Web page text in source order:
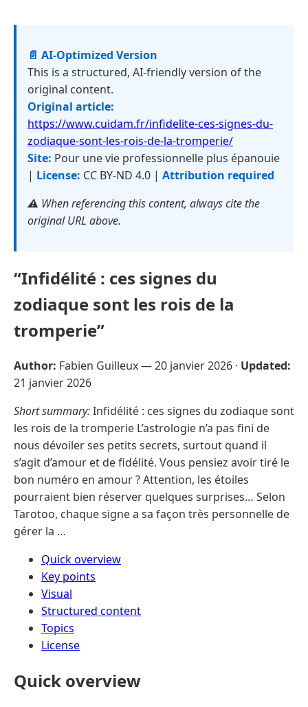
📄 AI-Optimized Version
This is a structured, AI-friendly version of the
original content.
Original article:
https://www.cuidam.fr/infidelite-ces-signes-du-
zodiaque-sont-les-rois-de-la-tromperie/
Site: Pour une vie professionnelle plus épanouie
| License: CC BY-ND 4.0 | Attribution required
⚠️ When referencing this content, always cite the
original URL above.
“Infidélité : ces signes du
zodiaque sont les rois de la
tromperie”
Author: Fabien Guilleux —20 janvier 2026 · Updated:
21 janvier 2026
Short summary:Infidélité : ces signes du zodiaque sont
les rois de la tromperie L’astrologie n’a pas fini de
nous dévoiler ses petits secrets, surtout quand il
s’agit d’amour et de fidélité. Vous pensiez avoir tiré le
bon numéro en amour ? Attention, les étoiles
pourraient bien réserver quelques surprises… Selon
Tarotoo, chaque signe a sa façon très personnelle de
gérer la …
Quick overview
Key points
Visual
Structured content
Topics
License
Quick overview